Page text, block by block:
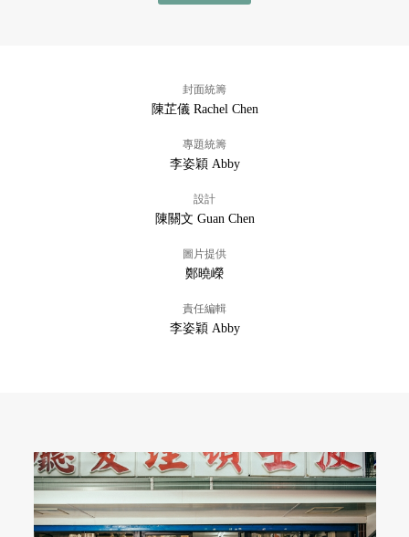
封面統籌
陳芷儀 Rachel Chen
專題統籌
李姿穎 Abby
設計
陳關文 Guan Chen
圖片提供
鄭曉嶸
責任編輯
李姿穎 Abby